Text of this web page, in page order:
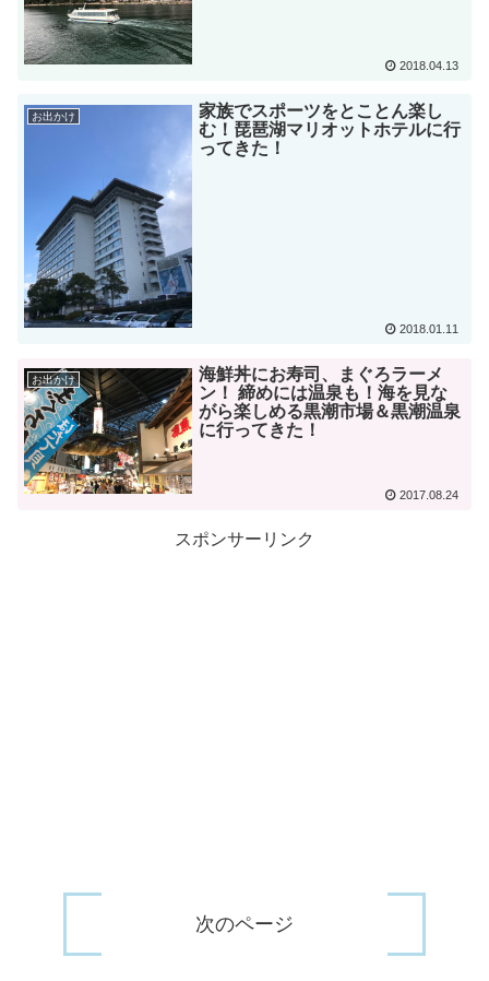
2018.04.13
お出かけ
家族でスポーツをとことん楽し
む！琵琶湖マリオットホテルに行
ってきた！
2018.01.11
お出かけ
海鮮丼にお寿司、まぐろラーメ
ン！ 締めには温泉も！海を見な
がら楽しめる黒潮市場＆黒潮温泉
に行ってきた！
2017.08.24
スポンサーリンク
次のページ